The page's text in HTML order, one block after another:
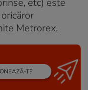
Metrorex.
TE